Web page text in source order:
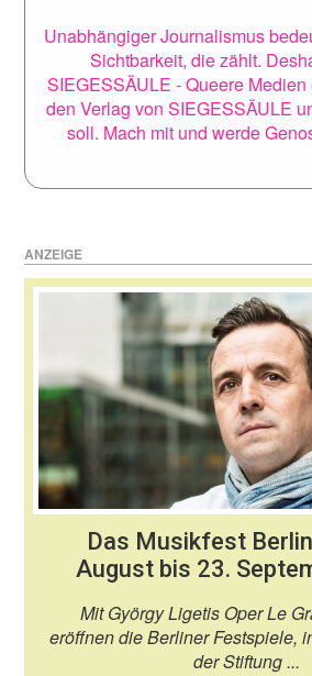
Unabhängiger Journalismus
Sichtbarkeit, die zählt.
SIEGESSÄULE - Queere
den Verlag von SIEGESSÄULE
soll. Mach mit und werde
ANZEIGE
Das Musikfest
August bis 23.
Mit György Ligetis Oper Le
eröffnen die Berliner Festspiele,
der Stiftung ...